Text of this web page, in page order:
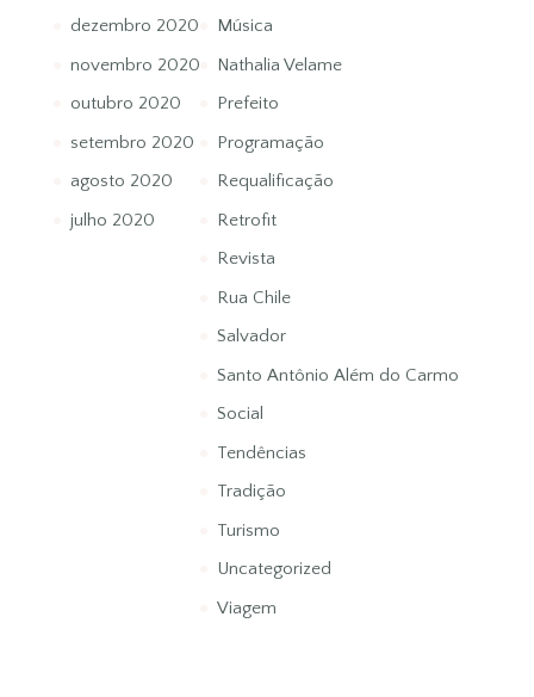
dezembro 2020
novembro 2020
outubro 2020
setembro 2020
agosto 2020
julho 2020
Música
Nathalia Velame
Prefeito
Programação
Requalificação
Retrofit
Revista
Rua Chile
Salvador
Santo Antônio Além do Carmo
Social
Tendências
Tradição
Turismo
Uncategorized
Viagem